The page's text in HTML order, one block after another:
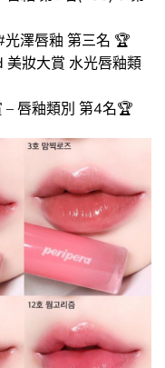
澤唇釉 第三名 🏆
妝大賞 水光唇釉類
唇釉類別 第4名🏆